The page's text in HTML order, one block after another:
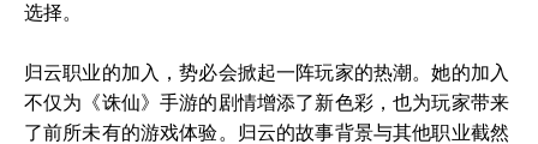
选择。
归云职业的加入，势必会掀起一阵玩家的热潮。她的加入
不仅为《诛仙》手游的剧情增添了新色彩，也为玩家带来
了前所未有的游戏体验。归云的故事背景与其他职业截然